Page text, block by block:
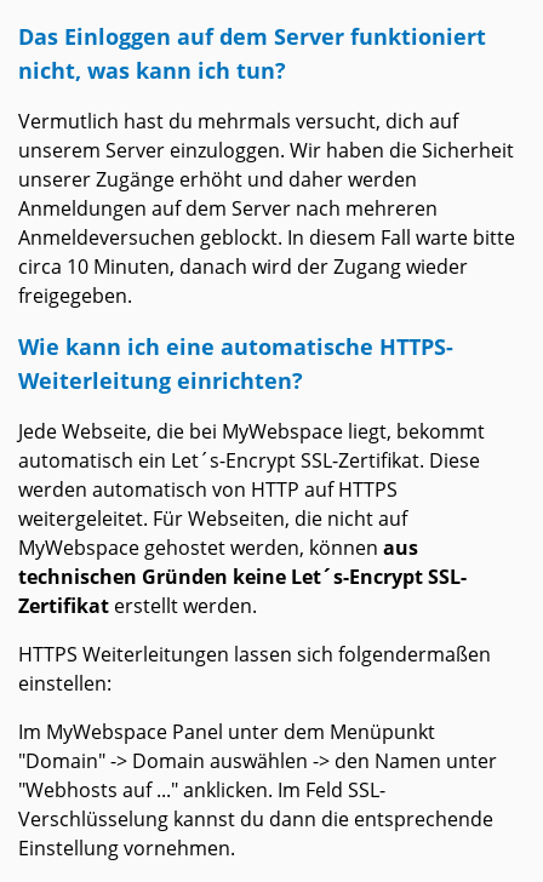
Das Einloggen auf dem Server funktioniert
nicht, was kann ich tun?
Vermutlich hast du mehrmals versucht, dich auf
unserem Server einzuloggen. Wir haben die Sicherheit
unserer Zugänge erhöht und daher werden
Anmeldungen auf dem Server nach mehreren
Anmeldeversuchen geblockt. In diesem Fall warte bitte
circa 10 Minuten, danach wird der Zugang wieder
freigegeben.
Wie kann ich eine automatische HTTPS-
Weiterleitung einrichten?
Jede Webseite, die bei MyWebspace liegt, bekommt
automatisch ein Let´s-Encrypt SSL-Zertifikat. Diese
werden automatisch von HTTP auf HTTPS
weitergeleitet. Für Webseiten, die nicht auf
MyWebspace gehostet werden, können aus
technischen Gründen keine Let´s-Encrypt SSL-
Zertifikat erstellt werden.
HTTPS Weiterleitungen lassen sich folgendermaßen
einstellen:
Im MyWebspace Panel unter dem Menüpunkt
"Domain" -> Domain auswählen -> den Namen unter
"Webhosts auf ..." anklicken. Im Feld SSL-
Verschlüsselung kannst du dann die entsprechende
Einstellung vornehmen.